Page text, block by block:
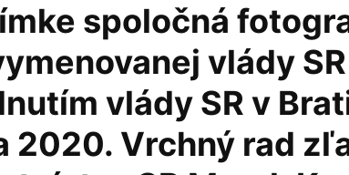
spoločná
vlády
vlády SR v
2020. Vrchný rad